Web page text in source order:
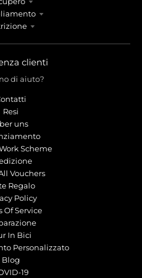
clienti
di aiuto?
Resi
uns
Scheme
Vouchers
Regalo
Policy
Of Service
In Bici
Personalizzato
Blog
19